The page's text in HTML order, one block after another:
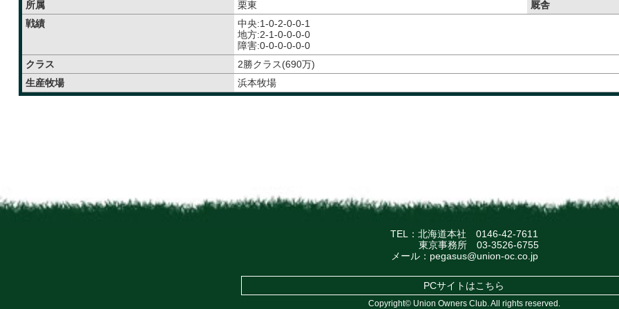
所属 栗東
厩舎
戦績
中央:1-0-2-0-0-1
地方:2-1-0-0-0-0
障害:0-0-0-0-0-0
クラス
2勝クラス(690万)
生産牧場
浜本牧場
TEL：北海道本社 0146-42-7611
東京事務所 03-3526-6755
メール： pegasus@union-oc.co.jp
PCサイトはこちら
Copyright© Union Owners Club. All rights reserved.